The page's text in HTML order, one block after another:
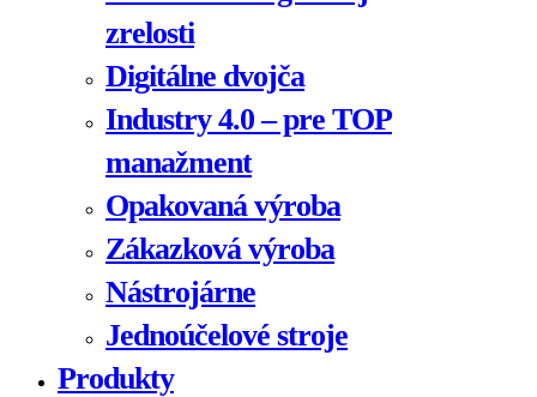
zrelosti
Digitálne dvojča
Industry 4.0 – pre TOP
manažment
Opakovaná výroba
Zákazková výroba
Nástrojárne
Jednoúčelové stroje
Produkty